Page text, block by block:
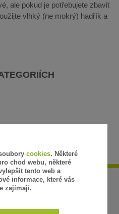
ale pokud je potřebujete zbavit
vlhký (ne mokrý) hadřík a
cookies. Některé
chod webu, některé
tento web a
informace, které vás
zajímají.